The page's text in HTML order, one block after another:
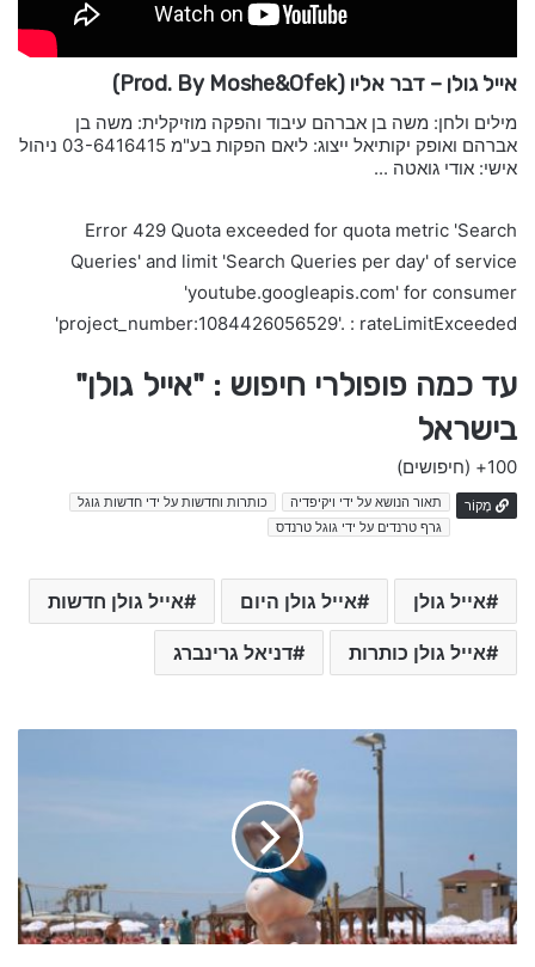
אייל גולן – דבר אליו (Prod. By Moshe&Ofek)
מילים ולחן: משה בן אברהם עיבוד והפקה מוזיקלית: משה בן
אברהם ואופק יקותיאל ייצוג: ליאם הפקות בע"מ 03-6416415 ניהול
אישי: אודי גואטה ...
Error 429 Quota exceeded for quota metric 'Search
Queries' and limit 'Search Queries per day' of service
'youtube.googleapis.com' for consumer
'project_number:1084426056529'. : rateLimitExceeded
עד כמה פופולרי חיפוש : "אייל גולן"
בישראל
100+ (חיפושים)
מָקוֹר תאור הנושא על ידי ויקיפדיה
כותרות וחדשות על ידי חדשות גוגל
גרף טרנדים על ידי גוגל טרנדס
אייל גולן אייל גולן היום אייל גולן חדשות
אייל גולן כותרות דניאל גרינברג
h
a
a